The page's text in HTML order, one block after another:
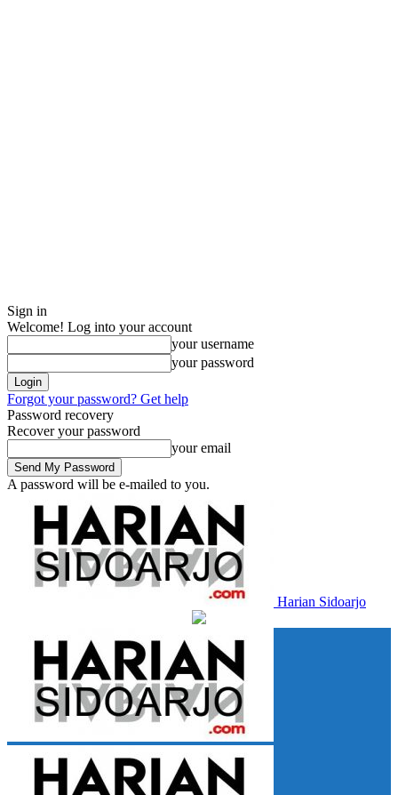
Sign in
Welcome! Log into your account
your username
your password
Forgot your password? Get help
Password recovery
Recover your password
your email
A password will be e-mailed to you.
Harian Sidoarjo